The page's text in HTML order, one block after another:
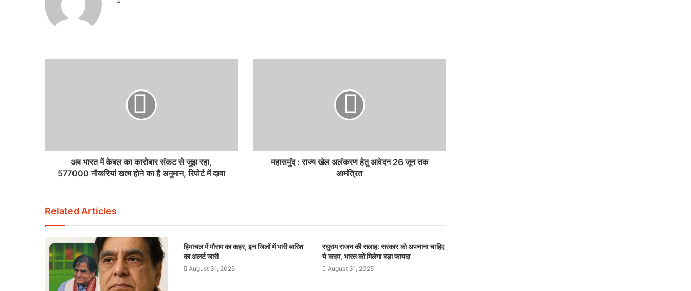
अब भारत में केबल का कारोबार संकट से जुझ रहा,
577000 नौकरियां खत्म होने का है अनुमान, रिपोर्ट में दावा
महासमुंद : राज्य खेल अलंकरण हेतु आवेदन 26 जून तक
आमंत्रित
Related Articles
हिमाचल में मौसम का कहर, इन जिलों में भारी बारिश
का अलर्ट जारी
August 31, 2025
रघुराम राजन की सलाह: सरकार को अपनाना चाहिए
ये कदम, भारत को मिलेगा बड़ा फायदा
August 31, 2025